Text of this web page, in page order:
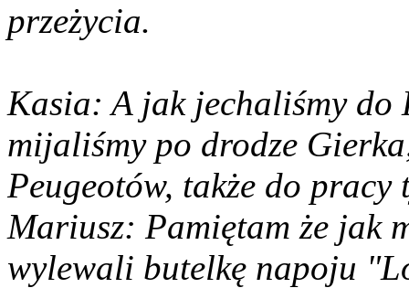
przeżycia.
Kasia: A jak jechaliśmy
mijaliśmy po drodze
Peugeotów, także do pracy
Mariusz: Pamiętam że jak
wylewali butelkę napoju